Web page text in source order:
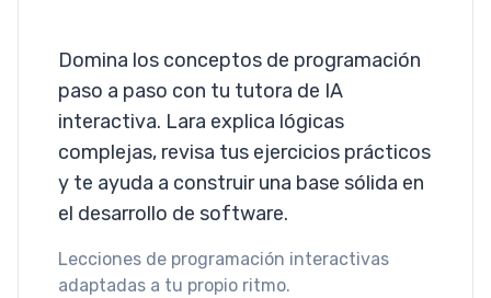
Visibilidad
Estilo de Lista
Cursor
Domina los conceptos de programación
paso a paso con tu tutora de IA
interactiva. Lara explica lógicas
complejas, revisa tus ejercicios prácticos
y te ayuda a construir una base sólida en
el desarrollo de software.
Lecciones de programación interactivas
adaptadas a tu propio ritmo.